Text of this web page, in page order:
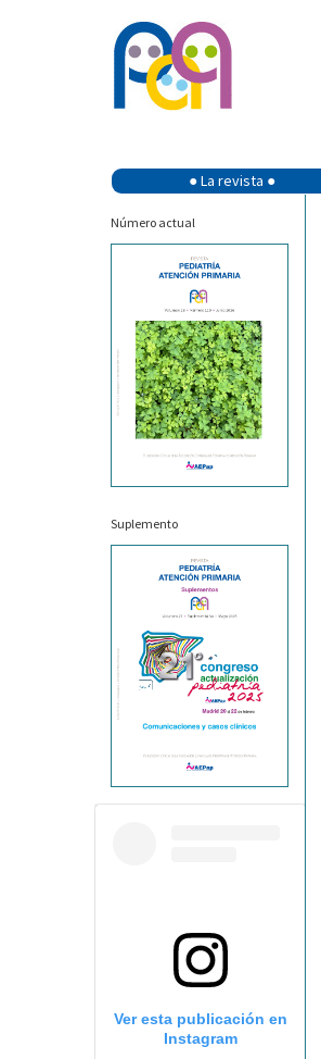
● La revista ●
Número actual
Suplemento
Ver esta publicación en
Instagram